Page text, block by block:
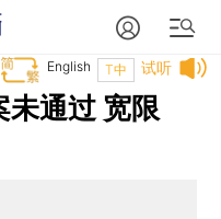
试听
T中
English
未通过 宽限